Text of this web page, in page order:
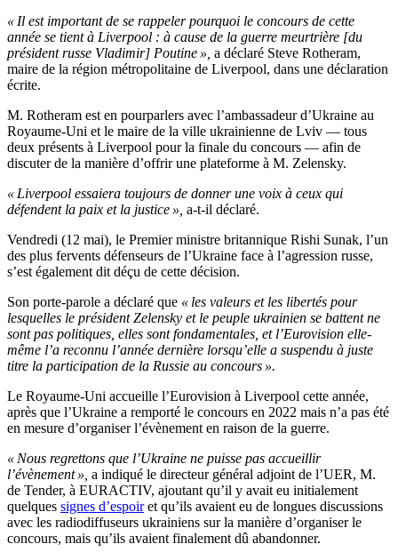
« Il est important de se rappeler pourquoi le concours de cette
année se tient à Liverpool : à cause de la guerre meurtrière [du
président russe Vladimir] Poutine », a déclaré Steve Rotheram,
maire de la région métropolitaine de Liverpool, dans une déclaration
écrite.
M. Rotheram est en pourparlers avec l’ambassadeur d’Ukraine au
Royaume-Uni et le maire de la ville ukrainienne de Lviv — tous
deux présents à Liverpool pour la finale du concours — afin de
discuter de la manière d’offrir une plateforme à M. Zelensky.
« Liverpool essaiera toujours de donner une voix à ceux qui
défendent la paix et la justice », a-t-il déclaré.
Vendredi (12 mai), le Premier ministre britannique Rishi Sunak, l’un
des plus fervents défenseurs de l’Ukraine face à l’agression russe,
s’est également dit déçu de cette décision.
Son porte-parole a déclaré que « les valeurs et les libertés pour
lesquelles le président Zelensky et le peuple ukrainien se battent ne
sont pas politiques, elles sont fondamentales, et l’Eurovision elle-
même l’a reconnu l’année dernière lorsqu’elle a suspendu à juste
titre la participation de la Russie au concours ».
Le Royaume-Uni accueille l’Eurovision à Liverpool cette année,
après que l’Ukraine a remporté le concours en 2022 mais n’a pas été
en mesure d’organiser l’évènement en raison de la guerre.
« Nous regrettons que l’Ukraine ne puisse pas accueillir
l’évènement », a indiqué le directeur général adjoint de l’UER, M.
de Tender, à EURACTIV, ajoutant qu’il y avait eu initialement
quelques signes d’espoiret qu’ils avaient eu de longues discussions
avec les radiodiffuseurs ukrainiens sur la manière d’organiser le
concours, mais qu’ils avaient finalement dû abandonner.